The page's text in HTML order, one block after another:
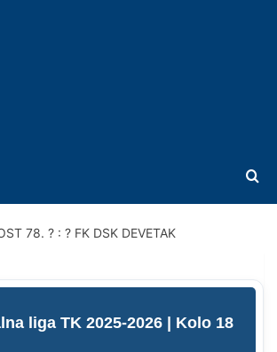
78. ? : ? FK DSK DEVETAK
liga TK 2025-2026 | Kolo 18